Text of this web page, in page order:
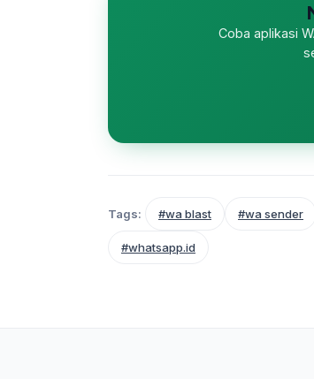
Coba aplikasi
Tags: #wa blast #wa sender
#whatsapp.id